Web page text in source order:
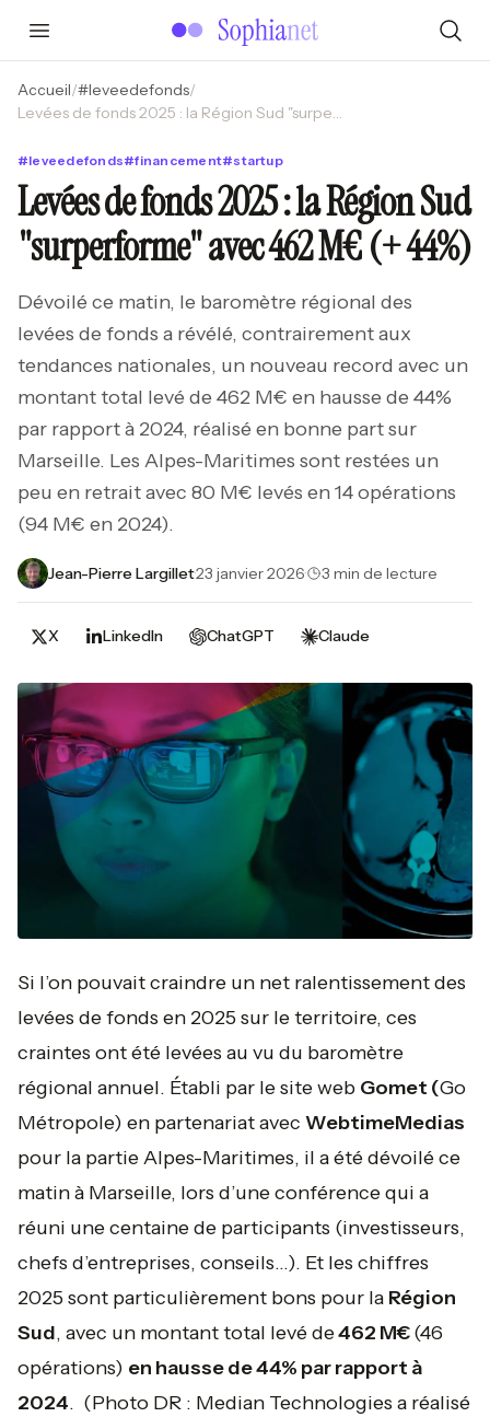
Accueil/#leveedefonds/
Levées de fonds 2025 : la Région Sud "surperforme" avec 462 M€ (+ 44%)
#leveedefonds#financement#startup
Levées de fonds 2025 : la Région Sud
"surperforme" avec 462 M€ (+ 44%)
Dévoilé ce matin, le baromètre régional des
levées de fonds a révélé, contrairement aux
tendances nationales, un nouveau record avec un
montant total levé de 462 M€ en hausse de 44%
par rapport à 2024, réalisé en bonne part sur
Marseille. Les Alpes-Maritimes sont restées un
peu en retrait avec 80 M€ levés en 14 opérations
(94 M€ en 2024).
Jean-Pierre Largillet·23 janvier 2026· 3 min de lecture
X LinkedIn ChatGPT Claude
Si l’on pouvait craindre un net ralentissement des
levées de fonds en 2025 sur le territoire, ces
craintes ont été levées au vu du baromètre
régional annuel. Établi par le site web Gomet (Go
Métropole) en partenariat avec WebtimeMedias
pour la partie Alpes-Maritimes, il a été dévoilé ce
matin à Marseille, lors d’une conférence qui a
réuni une centaine de participants (investisseurs,
chefs d’entreprises, conseils…). Et les chiffres
2025 sont particulièrement bons pour la Région
Sud, avec un montant total levé de462 M€(46
opérations) en hausse de 44% par rapport à
2024. (Photo DR : Median Technologies a réalisé